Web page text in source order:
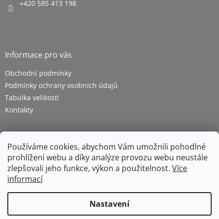
Používáme cookies, abychom Vám umožnili pohodlné
prohlížení webu a díky analýze provozu webu neustále
zlepšovali jeho funkce, výkon a použitelnost. Více
informací
Nastavení
+420 585 413 198
Informace pro vás
Obchodní podmínky
Podmínky ochrany osobních údajů
Tabulka velikostí
Kontakty